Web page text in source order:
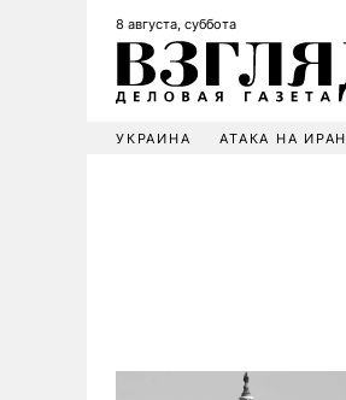
8 августа, суббота
УКРАИНА АТАКА НА ИРАН